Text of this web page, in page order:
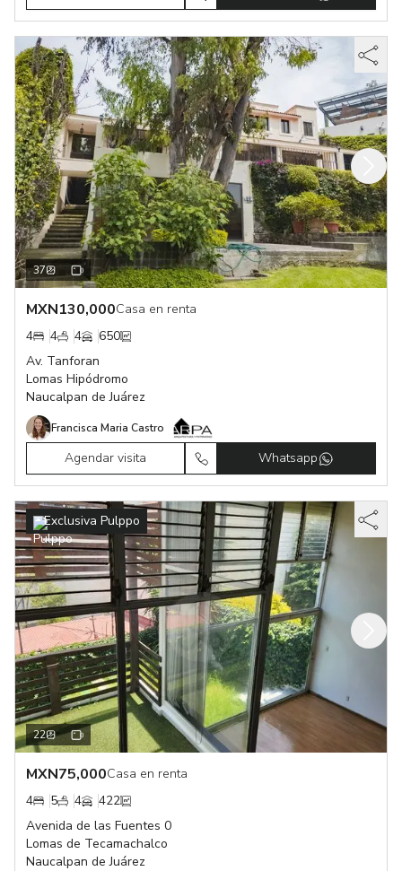
37
MXN130,000Casa en renta
4
4 4
650
Av. Tanforan
Lomas Hipódromo
Naucalpan de Juárez
Francisca Maria Castro
Agendar visita Whatsapp
22
Exclusiva Pulppo
MXN75,000Casa en renta
4
5 4
422
Avenida de las Fuentes 0
Lomas de Tecamachalco
Naucalpan de Juárez